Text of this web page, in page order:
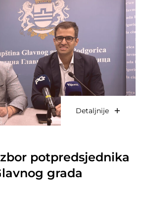
Detaljnije
potpredsjednika
grada